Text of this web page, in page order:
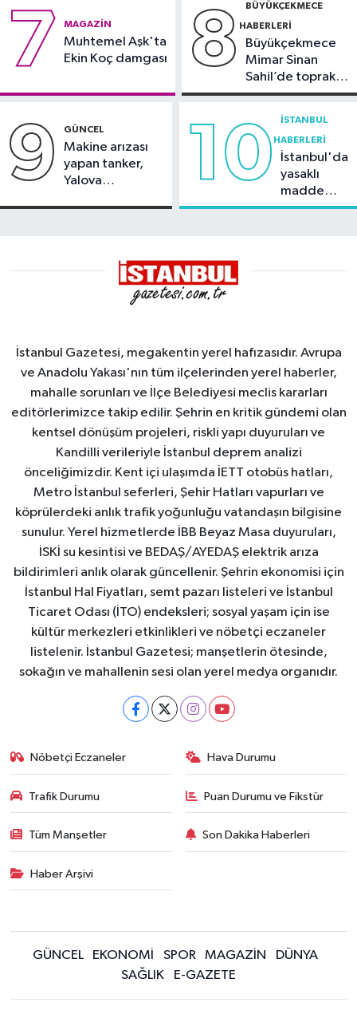
7 MAGAZIN
Muhtemel Aşk'ta
Ekin Koç damgası
8 BÜYÜKÇEKMECE
HABERLERI
Büyükçekmece
Mimar Sinan
Sahil’de toprak
kayması
9 GÜNCEL
Makine arızası
yapan tanker,
Yalova
10 İSTANBUL
HABERLERI
İstanbul'da
yasaklı
madde
operasyonu
İstanbul Gazetesi, megakentin yerel hafızasıdır. Avrupa
ve Anadolu Yakası'nın tüm ilçelerinden yerel haberler,
mahalle sorunları ve İlçe Belediyesi meclis kararları
editörlerimizce takip edilir. Şehrin en kritik gündemi olan
kentsel dönüşüm projeleri, riskli yapı duyuruları ve
Kandilli verileriyle İstanbul deprem analizi
önceliğimizdir. Kent içi ulaşımda İETT otobüs hatları,
Metro İstanbul seferleri, Şehir Hatları vapurları ve
köprülerdeki anlık trafik yoğunluğu vatandaşın bilgisine
sunulur. Yerel hizmetlerde İBB Beyaz Masa duyuruları,
İSKİ su kesintisi ve BEDAŞ/AYEDAŞ elektrik arıza
bildirimleri anlık olarak güncellenir. Şehrin ekonomisi için
İstanbul Hal Fiyatları, semt pazarı listeleri ve İstanbul
Ticaret Odası (İTO) endeksleri; sosyal yaşam için ise
kültür merkezleri etkinlikleri ve nöbetçi eczaneler
listelenir. İstanbul Gazetesi; manşetlerin ötesinde,
sokağın ve mahallenin sesi olan yerel medya organıdır.
Nöbetçi Eczaneler Hava Durumu
Trafik Durumu Puan Durumu ve Fikstür
Tüm Manşetler Son Dakika Haberleri
Haber Arşivi
GÜNCEL EKONOMİ SPOR MAGAZİN
DÜNYA
SAĞLIK
E-GAZETE